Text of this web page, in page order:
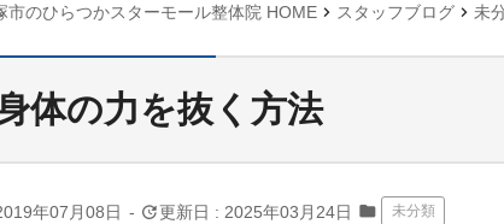
市のひらつかスターモール整体院 HOME chevron_right スタッフブログ chevron_right 未
体の力を抜く方法
年07月08日 - update更新日 : 2025年03月24日 folder 未分類